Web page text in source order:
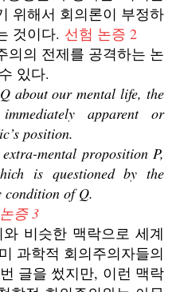
위해서 회의론이 부정하
것이다. 선험 논증 2
의의 전제를 공격하는 논
있다.
about our mental life, the
apparent or
position.
mental proposition P,
is questioned by the
condition of Q.
증 3
비슷한 맥락으로 세계
과학적 회의주의자들의
글을 썼지만, 이런 맥락